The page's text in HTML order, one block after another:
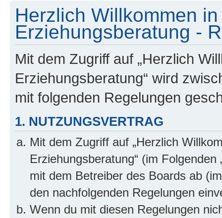
Herzlich Willkommen
Erziehungsberatung -
Mit dem Zugriff auf „Herzlich
Erziehungsberatung“ wird
mit folgenden Regelungen
1. NUTZUNGSVERTRAG
Mit dem Zugriff auf „Herzlich
Erziehungsberatung“ (im
mit dem Betreiber des Boards ab
den nachfolgenden Regelungen
Wenn du mit diesen Regelungen